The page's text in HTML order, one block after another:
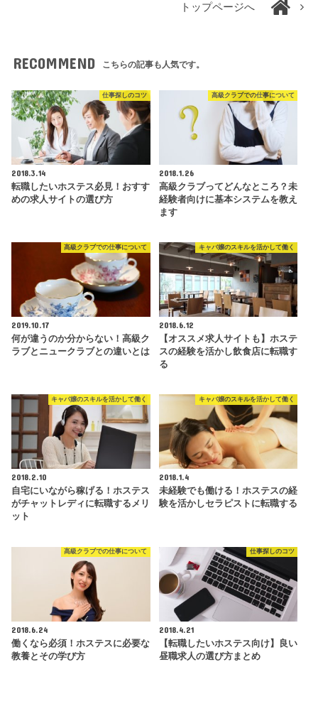
トップページへ
RECOMMEND こちらの記事も人気です。
仕事探しのコツ
2018.3.14
転職したいホステス必見！おすす
めの求人サイトの選び方
高級クラブでの仕事について
2018.1.26
高級クラブってどんなところ？未
経験者向けに基本システムを教え
ます
高級クラブでの仕事について
2019.10.17
何が違うのか分からない！高級ク
ラブとニュークラブとの違いとは
キャバ嬢のスキルを活かして働く
2018.6.12
【オススメ求人サイトも】ホステ
スの経験を活かし飲食店に転職す
る
キャバ嬢のスキルを活かして働く
2018.2.10
自宅にいながら稼げる！ホステス
がチャットレディに転職するメリ
ット
キャバ嬢のスキルを活かして働く
2018.1.4
未経験でも働ける！ホステスの経
験を活かしセラピストに転職する
高級クラブでの仕事について
2018.6.24
働くなら必須！ホステスに必要な
教養とその学び方
仕事探しのコツ
2018.4.21
【転職したいホステス向け】良い
昼職求人の選び方まとめ